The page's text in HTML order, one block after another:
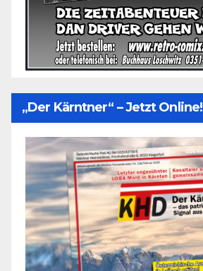
„Der Kärntner“ – Jetzt Online!